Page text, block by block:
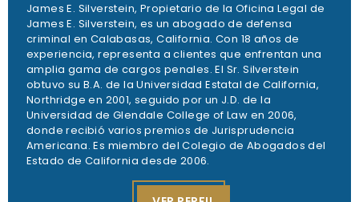
James E. Silverstein, Propietario de la Oficina Legal de
James E. Silverstein, es un abogado de defensa
criminal en Calabasas, California. Con 18 años de
experiencia, representa a clientes que enfrentan una
amplia gama de cargos penales. El Sr. Silverstein
obtuvo su B.A. de la Universidad Estatal de California,
Northridge en 2001, seguido por un J.D. de la
Universidad de Glendale College of Law en 2006,
donde recibió varios premios de Jurisprudencia
Americana. Es miembro del Colegio de Abogados del
Estado de California desde 2006.